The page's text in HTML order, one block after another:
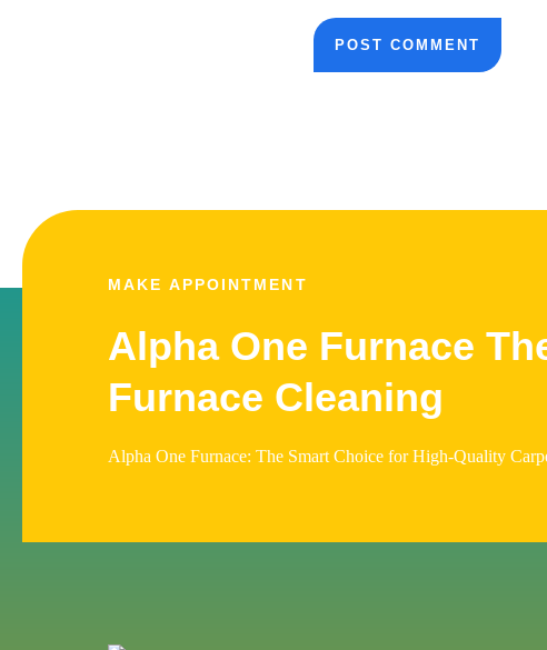
MAKE APPOINTMENT
Alpha One Furnace
Furnace Cleaning
Alpha One Furnace: The Smart Choice for High-Quality